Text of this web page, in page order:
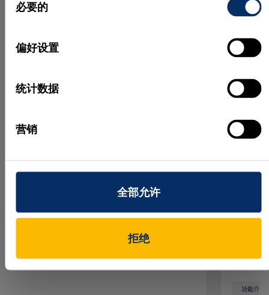
必要的
偏好设置
统计数据
营销
全部允许
拒绝
MVTec HALCON 26.05 的最新
功能
在本场网络研讨会中，Jan
Agnes Weinhuber（应用工程师）将
功能介绍 网络研讨会 HALCON
Deep
快速、
计。
等应用
境下
观看视
功能介绍